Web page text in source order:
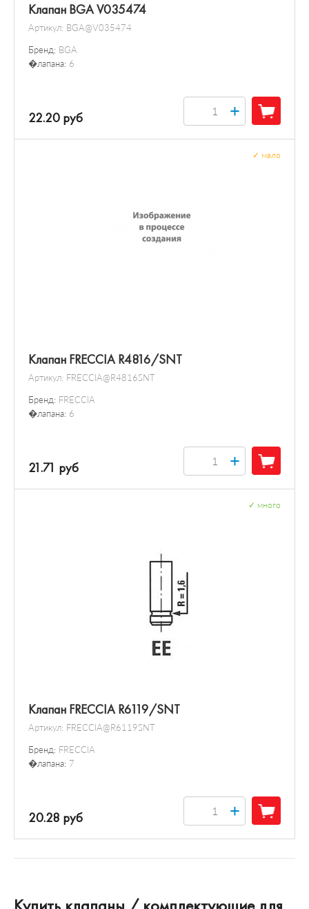
Клапан BGA V035474
Артикул: BGA@V035474
Бренд: BGA
�лапана: 6
22.20 руб +
Клапан FRECCIA R4816/SNT
Артикул: FRECCIA@R4816SNT
Бренд: FRECCIA
�лапана: 6
мало
21.71 руб +
Клапан FRECCIA R6119/SNT
Артикул: FRECCIA@R6119SNT
Бренд: FRECCIA
�лапана: 7
много
20.28 руб +